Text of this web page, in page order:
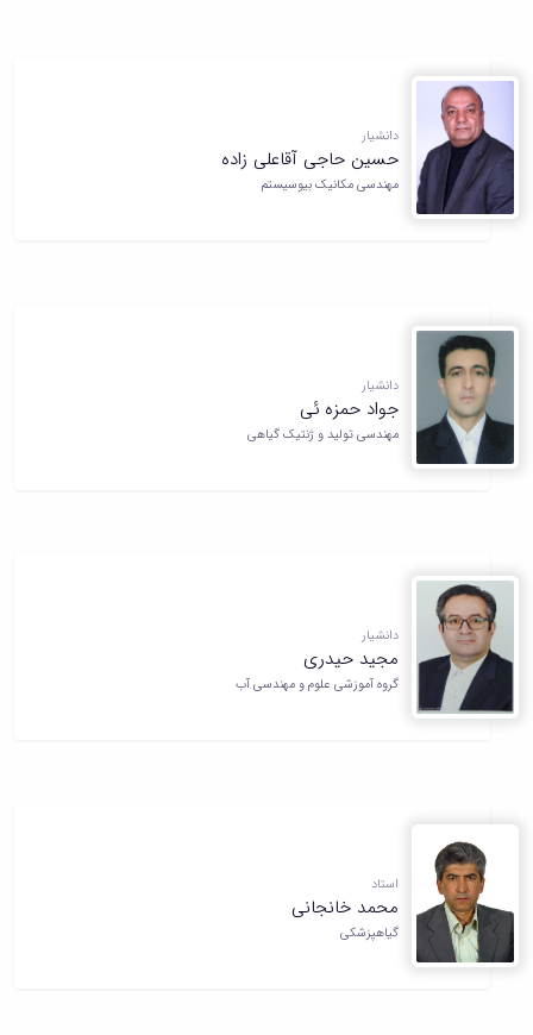
دانشیار
حسین حاجی آقاعلی زاده
مهندسی مکانیک بیوسیستم
دانشیار
جواد حمزه ئی
مهندسی تولید و ژنتیک گیاهی
دانشیار
مجید حیدری
گروه آموزشی علوم و مهندسی آب
استاد
محمد خانجانی
گیاهپزشکی